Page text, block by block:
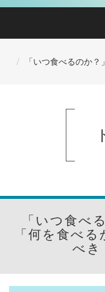
「いつ食べるのか
「いつ食べ
「何を食べ
べき